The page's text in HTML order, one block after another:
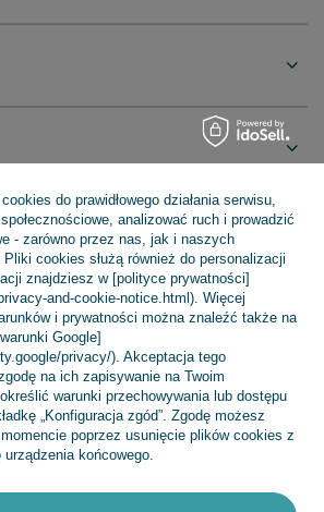
,Klasztorna 38,83-400
do prawidłowego działania serwisu,
analizować ruch i prowadzić
- zarówno przez nas, jak i naszych
cookies służą również do personalizacji
znajdziesz w [polityce prywatności]
and-cookie-notice.html). Więcej
i prywatności można znaleźć także na
Google]
privacy/). Akceptacja tego
na ich zapisywanie na Twoim
warunki przechowywania lub dostępu
„Konfiguracja zgód”. Zgodę możesz
poprzez usunięcie plików cookies z
końcowego.